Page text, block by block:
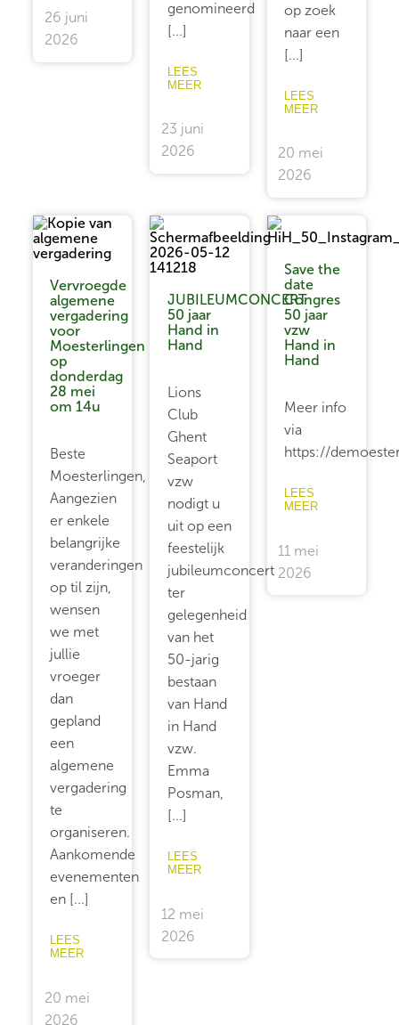
26 juni
2026
genomineerd
[...]
LEES
MEER
23 juni
2026
op zoek
naar een
[...]
LEES
MEER
20 mei
2026
Vervroegde
algemene
vergadering
voor
Moesterlingen
op
donderdag
28 mei
om 14u
Beste
Moesterlingen,
Aangezien
er enkele
belangrijke
veranderingen
op til zijn,
wensen
we met
jullie
vroeger
dan
gepland
een
algemene
vergadering
te
organiseren.
Aankomende
evenementen
en [...]
LEES
MEER
20 mei
2026
JUBILEUMCONCERT
50 jaar
Hand in
Hand
Lions
Club
Ghent
Seaport
vzw
nodigt u
uit op een
feestelijk
jubileumconcert
ter
gelegenheid
van het
50-jarig
bestaan
van Hand
in Hand
vzw.
Emma
Posman,
[...]
LEES
MEER
12 mei
2026
Save the
date
Congres
50 jaar
vzw
Hand in
Hand
Meer info
via
https://
LEES
MEER
11 mei
2026